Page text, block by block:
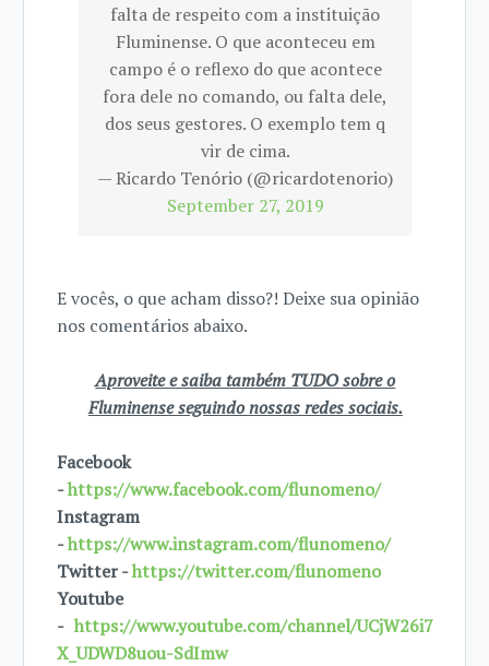
falta de respeito com a instituição
Fluminense. O que aconteceu em
campo é o reflexo do que acontece
fora dele no comando, ou falta dele,
dos seus gestores. O exemplo tem q
vir de cima.
— Ricardo Tenório (@ricardotenorio)
September 27, 2019
E vocês, o que acham disso?! Deixe sua opinião
nos comentários abaixo.
Aproveite e saiba também TUDO sobre o
Fluminense seguindo nossas redes sociais.
Facebook
-https://www.facebook.com/flunomeno/
Instagram
-https://www.instagram.com/flunomeno/
Twitter -https://twitter.com/flunomeno
Youtube
-https://www.youtube.com/channel/UCjW26i7
X_UDWD8uou-SdImw